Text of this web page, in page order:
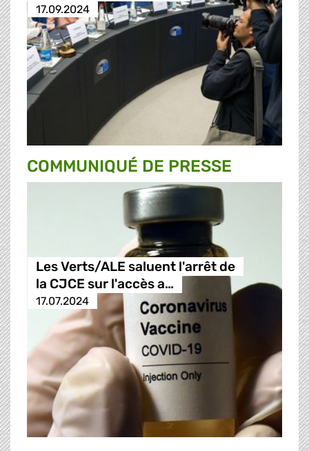
17.09.2024
COMMUNIQUÉ DE PRESSE
Les Verts/ALE saluent l'arrêt de
la CJCE sur l'accès a…
17.07.2024